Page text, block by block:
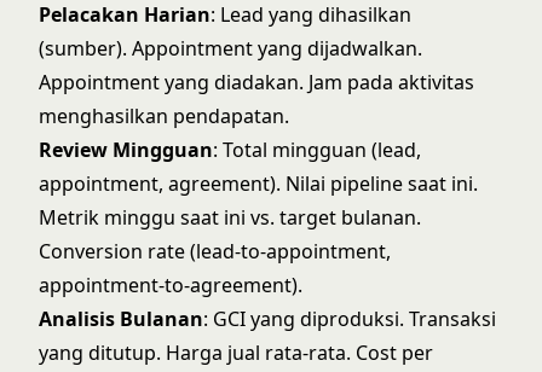
Pelacakan Harian: Lead yang dihasilkan
(sumber). Appointment yang dijadwalkan.
Appointment yang diadakan. Jam pada aktivitas
menghasilkan pendapatan.
Review Mingguan: Total mingguan (lead,
appointment, agreement). Nilai pipeline saat ini.
Metrik minggu saat ini vs. target bulanan.
Conversion rate (lead-to-appointment,
appointment-to-agreement).
Analisis Bulanan: GCI yang diproduksi. Transaksi
yang ditutup. Harga jual rata-rata. Cost per